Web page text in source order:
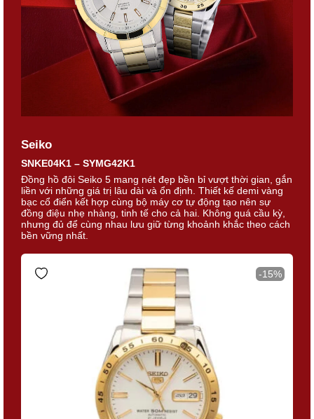
Seiko
SNKE04K1 – SYMG42K1
Đồng hồ đôi Seiko 5 mang nét đẹp bền bỉ vượt thời gian, gắn
liền với những giá trị lâu dài và ổn định. Thiết kế demi vàng
bạc cổ điển kết hợp cùng bộ máy cơ tự động tạo nên sự
đồng điệu nhẹ nhàng, tinh tế cho cả hai. Không quá cầu kỳ,
nhưng đủ để cùng nhau lưu giữ từng khoảnh khắc theo cách
bền vững nhất.
-15%